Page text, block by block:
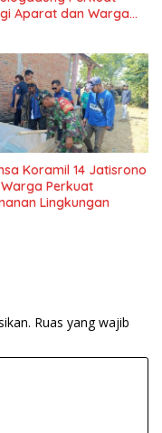
Aparat dan Warga
Koramil 14 Jatisrono
Perkuat
Lingkungan
Ruas yang wajib